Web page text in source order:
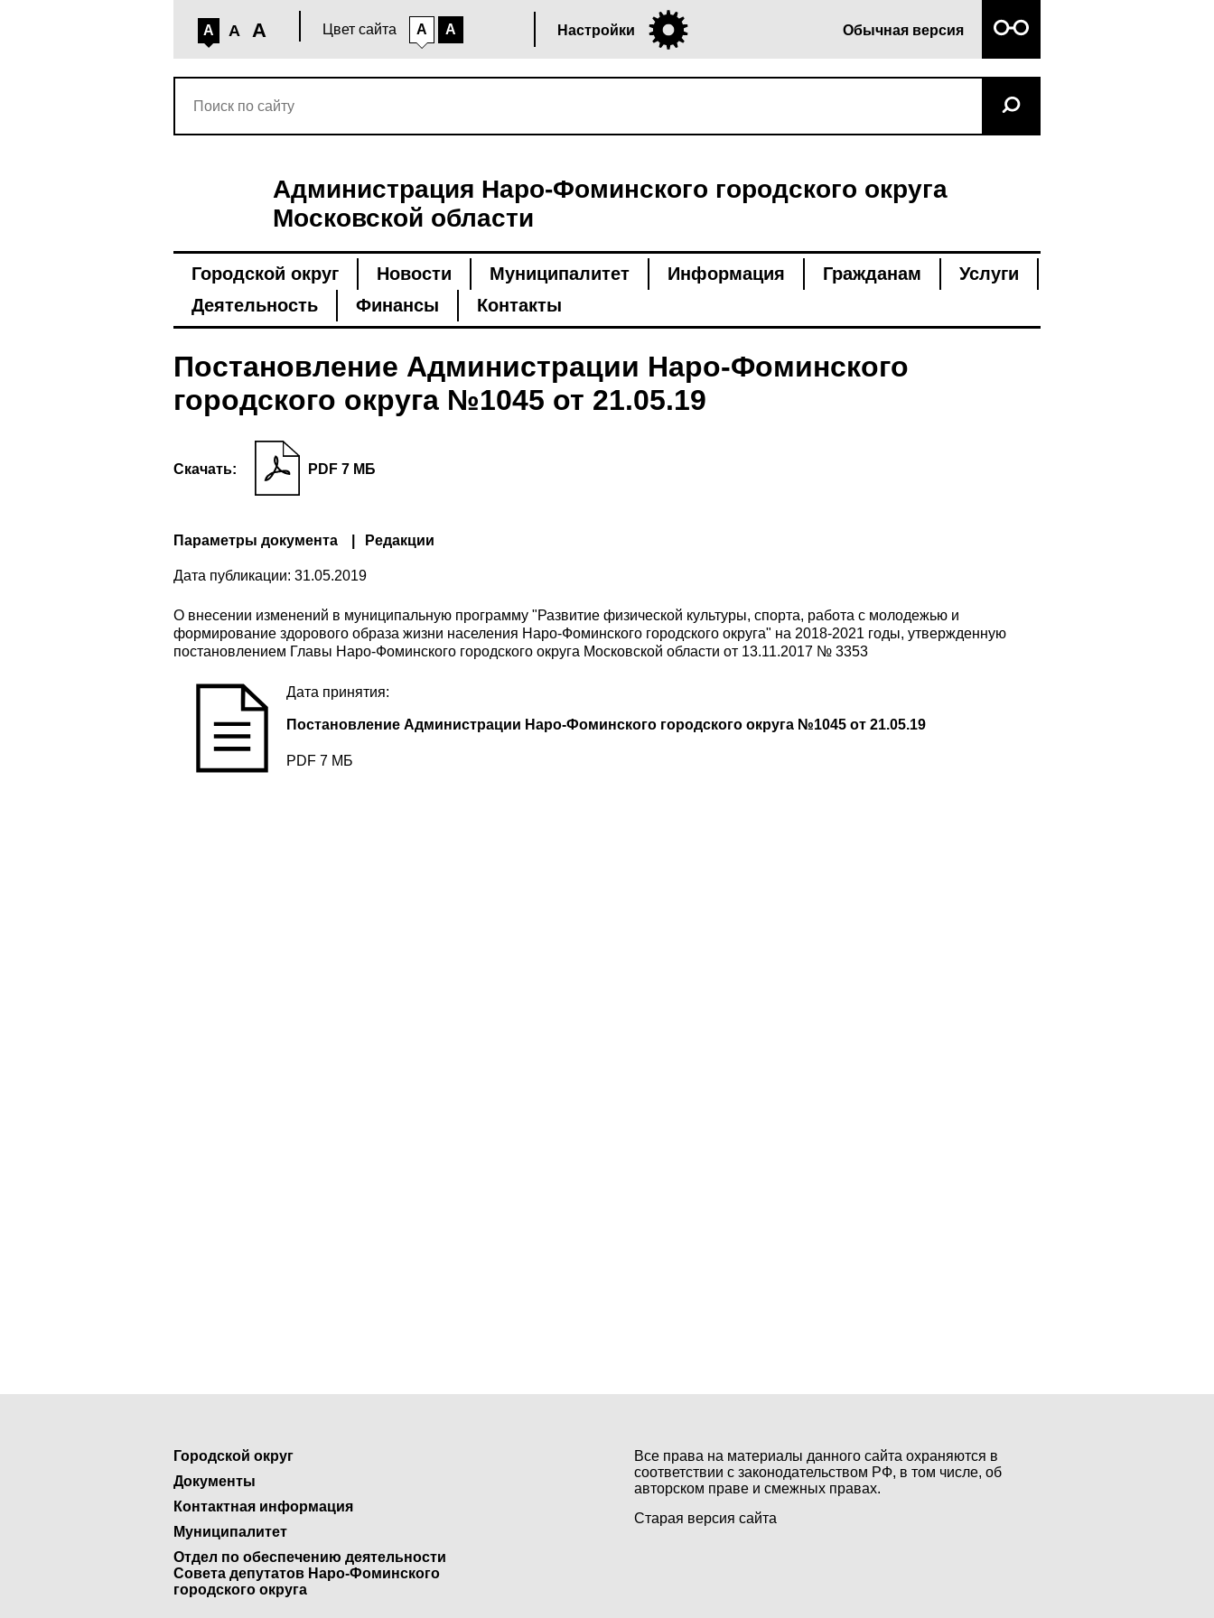
A A A Цвет сайта A A Настройки Обычная версия
Администрация Наро-Фоминского городского округа
Московской области
Городской округ Новости Муниципалитет Информация Гражданам
Услуги
Деятельность
Финансы Контакты
Постановление Администрации Наро-Фоминского
городского округа №1045 от 21.05.19
Скачать: PDF 7 МБ
Параметры документа Редакции
Дата публикации: 31.05.2019
О внесении изменений в муниципальную программу "Развитие физической культуры, спорта, работа с молодежью и
формирование здорового образа жизни населения Наро-Фоминского городского округа" на 2018-2021 годы, утвержденную
постановлением Главы Наро-Фоминского городского округа Московской области от 13.11.2017 № 3353
Дата принятия:
Постановление Администрации Наро-Фоминского городского округа №1045 от 21.05.19
PDF 7 МБ
Городской округ
Документы
Контактная информация
Муниципалитет
Отдел по обеспечению деятельности
Совета депутатов Наро-Фоминского
городского округа
Все права на материалы данного сайта охраняются в
соответствии с законодательством РФ, в том числе, об
авторском праве и смежных правах.
Старая версия сайта